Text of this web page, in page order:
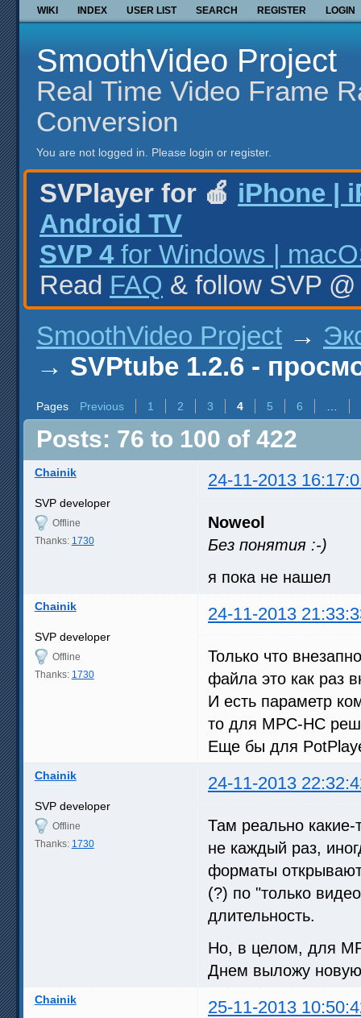
WIKI INDEX USER LIST SEARCH REGISTER LOGIN
SmoothVideo Project
Real Time Video Frame
Conversion
You are not logged in. Please login or register.
SVPlayer for 🍎 iPhone |
Android TV
SVP 4 for Windows |
Read FAQ & follow SVP
SmoothVideo Project →
→ SVPtube 1.2.6 -
Pages Previous 1 2 3 4 5 6
Posts: 76 to 100 of 422
Chainik 24-11-2013
SVP developer
Offline
Thanks: 1730
Noweol
Без понятия :-)
я пока не нашел
Chainik 24-11-2013
SVP developer
Offline
Thanks: 1730
Только что
файла это как раз
И есть параметр
то для MPC-HC
Еще бы для
Chainik 24-11-2013
SVP developer
Offline
Thanks: 1730
Там реально
не каждый раз,
форматы
(?) по "только
длительность.
Но, в целом, для
Днем выложу
Chainik 25-11-2013